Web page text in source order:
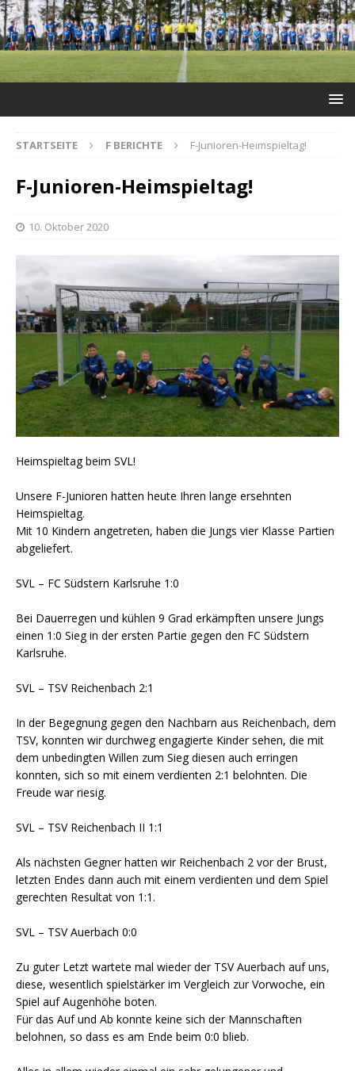
STARTSEITE F BERICHTE F-Junioren-Heimspieltag!
F-Junioren-Heimspieltag!
10. Oktober 2020
Heimspieltag beim SVL!
Unsere F-Junioren hatten heute Ihren lange ersehnten
Heimspieltag.
Mit 10 Kindern angetreten, haben die Jungs vier Klasse Partien
abgeliefert.
SVL – FC Südstern Karlsruhe 1:0
Bei Dauerregen und kühlen 9 Grad erkämpften unsere Jungs
einen 1:0 Sieg in der ersten Partie gegen den FC Südstern
Karlsruhe.
SVL – TSV Reichenbach 2:1
In der Begegnung gegen den Nachbarn aus Reichenbach, dem
TSV, konnten wir durchweg engagierte Kinder sehen, die mit
dem unbedingten Willen zum Sieg diesen auch erringen
konnten, sich so mit einem verdienten 2:1 belohnten. Die
Freude war riesig.
SVL – TSV Reichenbach II 1:1
Als nächsten Gegner hatten wir Reichenbach 2 vor der Brust,
letzten Endes dann auch mit einem verdienten und dem Spiel
gerechten Resultat von 1:1.
SVL – TSV Auerbach 0:0
Zu guter Letzt wartete mal wieder der TSV Auerbach auf uns,
diese, wesentlich spielstärker im Vergleich zur Vorwoche, ein
Spiel auf Augenhöhe boten.
Für das Auf und Ab konnte keine sich der Mannschaften
belohnen, so dass es am Ende beim 0:0 blieb.